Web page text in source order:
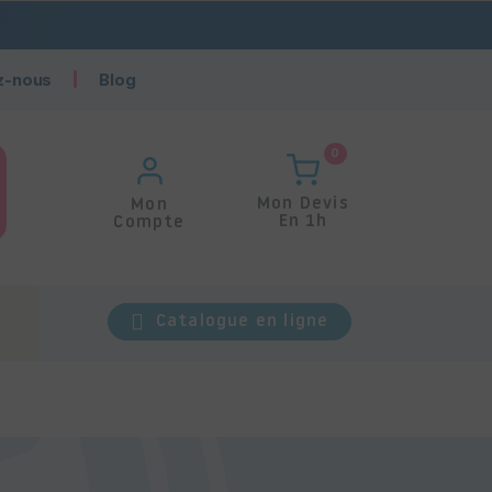
nous Blog
Mon
Compte
0
Mon Devis
En 1h
Catalogue en ligne